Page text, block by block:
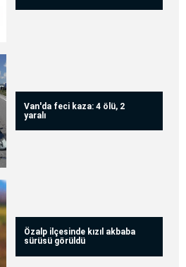
Van'da feci kaza: 4 ölü, 2
yaralı
Özalp ilçesinde kızıl akbaba
sürüsü görüldü